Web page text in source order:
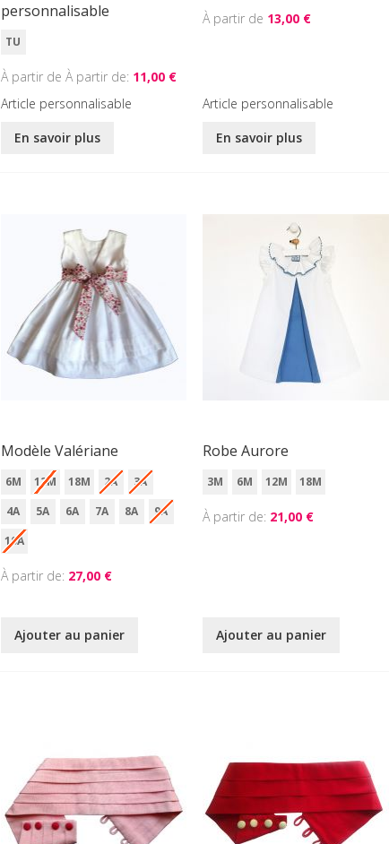
personnalisable
TU
À partir de 11,00 €
Article personnalisable
En savoir plus
13,00 €
Article personnalisable
En savoir plus
Modèle Valériane
6M 12M 18M 2A
3A
4A
5A 6A 7A 8A
9A
10A
À partir de 27,00 €
Ajouter au panier
Robe Aurore
3M 6M 12M 18M
À partir de 21,00 €
Ajouter au panier